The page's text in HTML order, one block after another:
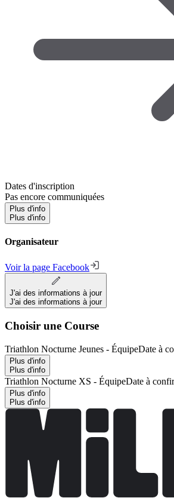
Dates d'inscription
Pas encore communiquées
Plus d'info
Plus d'info
Organisateur
Voir la page Facebook
J'ai des informations à jour
J'ai des informations à jour
Choisir une Course
Triathlon Nocturne Jeunes - ÉquipeDate à
Plus d'info
Plus d'info
Triathlon Nocturne XS - ÉquipeDate à
Plus d'info
Plus d'info